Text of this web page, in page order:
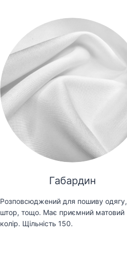
Габардин
Розповсюджений для пошиву одягу,
штор, тощо. Має приємний матовий
колір. Щільність 150.